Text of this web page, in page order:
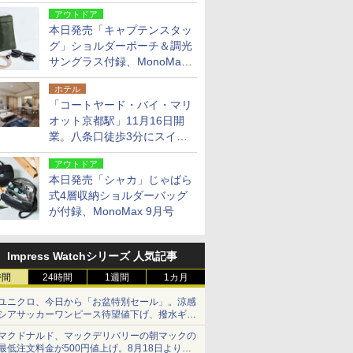
アウトドア
本日発売「キャプテンスタッ
グ」ショルダーポーチ＆調光
サングラス付録、MonoMax
9月号増刊
ホテル
「コートヤード・バイ・マリ
オット京都駅」11月16日開
業。八条口徒歩3分にスイー
ト含む全270室、ダイニング
も併設
アウトドア
本日発売「シャカ」じゃばら
式4層収納ショルダーバッグ
が付録、MonoMax 9月号
Impress Watchシリーズ 人気記事
24時間 1週間 1カ月
ニクロ、今日から「お盆特別セール」。涼感
アサッカーワンピース待望値下げ、撥水ギア
ョーツは1990円に
クドナルド、マックデリバリーの朝マックの
低注文料金が500円値上げ。8月18日より